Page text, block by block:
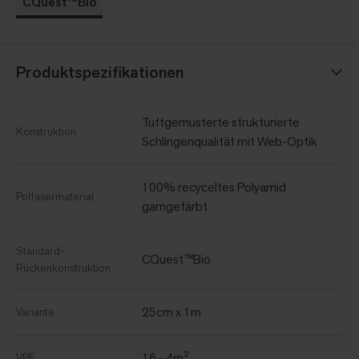
Produktspezifikationen
Konstruktion
Tuftgemusterte strukturierte
Schlingenqualität mit Web-Optik
Polfasermaterial
100% recyceltes Polyamid
garngefärbt
Standard-
Rückenkonstruktion
CQuest™Bio
Variante 25cm x 1m